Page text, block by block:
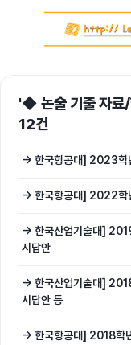
'◆ 논술 기출 자료/
12건
→ 한국항공대] 2023학
→ 한국항공대] 2022학
→ 한국산업기술대]
시답안
→ 한국산업기술대]
시답안 등
→ 한국항공대] 2018학